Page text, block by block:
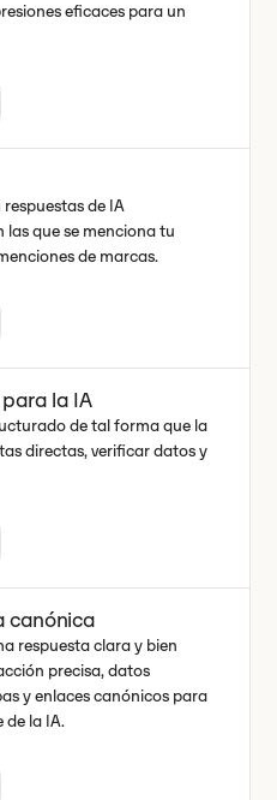
eficaces para un
de IA
que se menciona tu
de marcas.
la IA
de tal forma que la
directas, verificar datos y
canónica
respuesta clara y bien
precisa, datos
y enlaces canónicos para
la IA.